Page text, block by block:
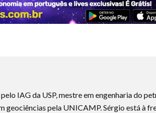
IAG da USP, mestre em engenharia do
geociências pela UNICAMP. Sérgio está à